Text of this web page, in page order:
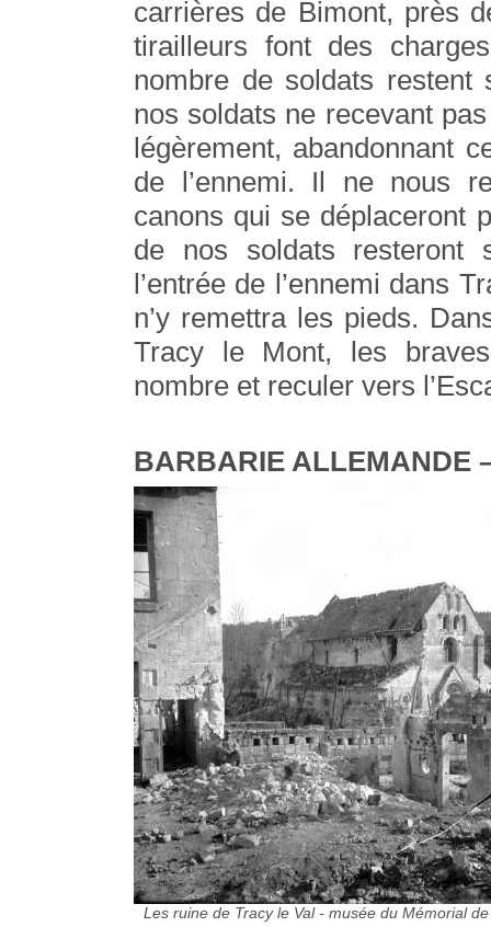
carrières de Bimont, près
tirailleurs font des
nombre de soldats
nos soldats ne recevant
légèrement, abandonnant
de l’ennemi. Il ne nous
canons qui se déplaceront
de nos soldats resteront
l’entrée de l’ennemi dans
n’y remettra les pieds.
Tracy le Mont, les
nombre et reculer vers
BARBARIE ALLEMANDE
Les ruine de Tracy le Val - musée du Mémorial